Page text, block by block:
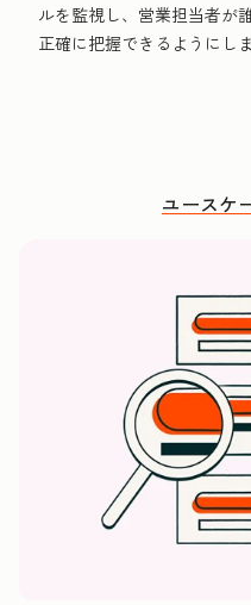
ルを監視し、営業担当者が
正確に把握できるようにしま
ユースケ